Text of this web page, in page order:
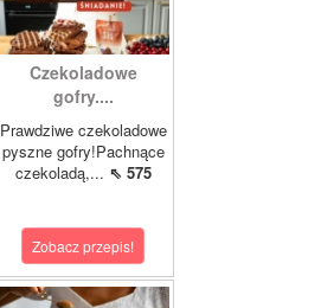
Czekoladowe
gofry....
Prawdziwe czekoladowe
pyszne gofry!Pachnące
czekoladą,... ⇖ 575
Zobacz przepis!